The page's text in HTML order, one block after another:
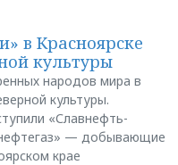
в Красноярске
культуры
народов мира в
культуры.
«Славнефть-
— добывающие
крае